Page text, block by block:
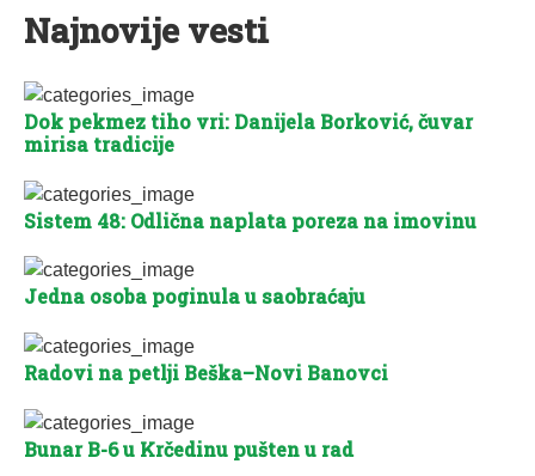
Najnovije vesti
Dok pekmez tiho vri: Danijela Borković, čuvar
mirisa tradicije
Sistem 48: Odlična naplata poreza na imovinu
Jedna osoba poginula u saobraćaju
Radovi na petlji Beška–Novi Banovci
Bunar B-6 u Krčedinu pušten u rad